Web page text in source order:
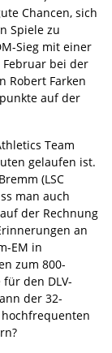
Chancen, sich
Spiele zu
Sieg mit einer
bei der
Robert Farken
auf der
Team
gelaufen ist.
(LSC
man auch
der Rechnung
an
EM in
zum 800-
den DLV-
der 32-